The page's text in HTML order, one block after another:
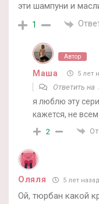
эти шампуни и
1
Автор
Маша 5 лет
Ответить на
я люблю эту
кажется, не всем
2
Оляля 5 лет назад
Ой, тюрбан какой